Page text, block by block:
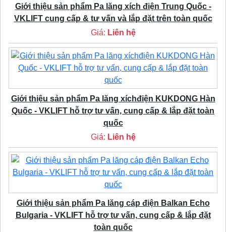
Giới thiệu sản phẩm Pa lăng xích điện Trung Quốc -
VKLIFT cung cấp & tư vấn và lắp đặt trên toàn quốc
Giá: Liên hệ
Giới thiệu sản phẩm Pa lăng xíchđiện KUKDONG Hàn
Quốc - VKLIFT hỗ trợ tư vấn, cung cấp & lắp đặt toàn
quốc
Giá: Liên hệ
Giới thiệu sản phẩm Pa lăng cáp điện Balkan Echo
Bulgaria - VKLIFT hỗ trợ tư vấn, cung cấp & lắp đặt
toàn quốc